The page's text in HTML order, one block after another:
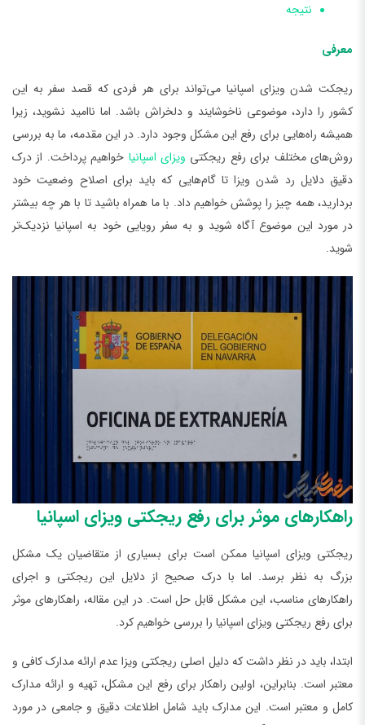
نتیجه
معرفی
ریجکت شدن ویزای اسپانیا می‌تواند برای هر فردی که قصد سفر به این
کشور را دارد، موضوعی ناخوشایند و دلخراش باشد. اما ناامید نشوید، زیرا
همیشه راه‌هایی برای رفع این مشکل وجود دارد. در این مقدمه، ما به بررسی
روش‌های مختلف برای رفع ریجکتی ویزای اسپانیا خواهیم پرداخت. از درک
دقیق دلایل رد شدن ویزا تا گام‌هایی که باید برای اصلاح وضعیت خود
بردارید، همه چیز را پوشش خواهیم داد. با ما همراه باشید تا با هر چه بیشتر
در مورد این موضوع آگاه شوید و به سفر رویایی خود به اسپانیا نزدیک‌تر
شوید.
راهکارهای موثر برای رفع ریجکتی ویزای اسپانیا
ریجکتی ویزای اسپانیا ممکن است برای بسیاری از متقاضیان یک مشکل
بزرگ به نظر برسد. اما با درک صحیح از دلایل این ریجکتی و اجرای
راهکارهای مناسب، این مشکل قابل حل است. در این مقاله، راهکارهای موثر
برای رفع ریجکتی ویزای اسپانیا را بررسی خواهیم کرد.
ابتدا، باید در نظر داشت که دلیل اصلی ریجکتی ویزا عدم ارائه مدارک کافی و
معتبر است. بنابراین، اولین راهکار برای رفع این مشکل، تهیه و ارائه مدارک
کامل و معتبر است. این مدارک باید شامل اطلاعات دقیق و جامعی در مورد